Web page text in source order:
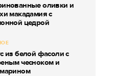
оливки и
макадамия с
цедрой
из белой фасоли с
чесноком и